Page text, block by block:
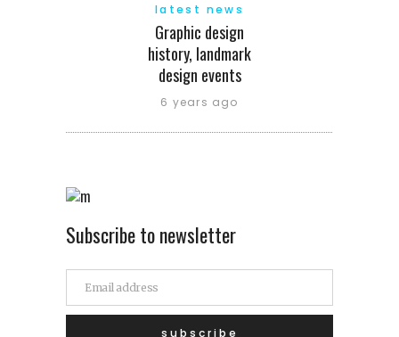
latest news
Graphic design
history, landmark
design events
6 years ago
Subscribe to newsletter